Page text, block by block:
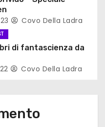
Covo Della Ladra
di fantascienza da
Covo Della Ladra